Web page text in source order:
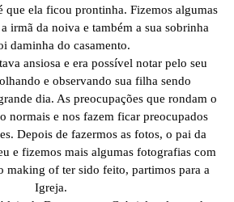
que ela ficou prontinha. Fizemos algumas
irmã da noiva e também a sua sobrinha
daminha do casamento.
ansiosa e era possível notar pelo seu
e observando sua filha sendo
dia. As preocupações que rondam o
normais e nos fazem ficar preocupados
Depois de fazermos as fotos, o pai da
e fizemos mais algumas fotografias com
making of ter sido feito, partimos para a
Igreja.